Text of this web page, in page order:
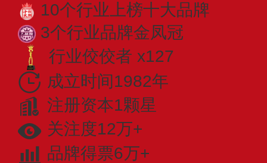
10个行业上榜十大品牌
3个行业品牌金凤冠
行业佼佼者 x127
成立时间1982年
注册资本1颗星
关注度12万+
品牌得票6万+